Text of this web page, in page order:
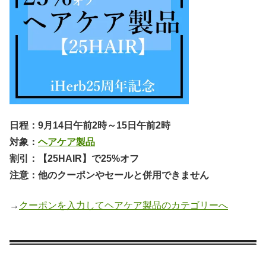
日程：9月14日午前2時～15日午前2時
対象： ヘアケア製品
割引：【25HAIR】で25%オフ
注意：他のクーポンやセールと併用できません
→ クーポンを入力してヘアケア製品のカテゴリーへ